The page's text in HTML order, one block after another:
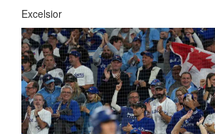
Excelsior